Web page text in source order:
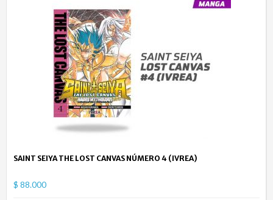
SAINT SEIYA THE LOST CANVAS NÚMERO 4 (IVREA)
$ 88.000